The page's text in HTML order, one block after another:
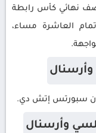
نهائي كأس رابطة
تمام العاشرة مساء،
وأرسنال
إن سبورتس إتش دي.
وأرسنال